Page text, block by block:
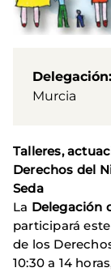
Delegación
Murcia
Talleres,
Derechos del
Seda
La Delegación
participará
de los
10:30 a 14